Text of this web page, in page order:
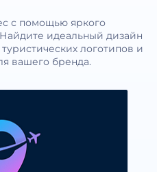
с помощью яркого
идеальный дизайн
логотипов и
вашего бренда.